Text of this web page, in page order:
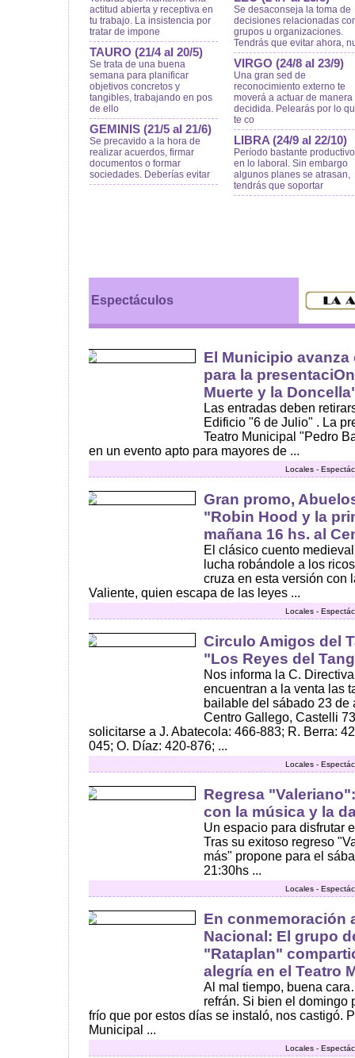
actitud abierta y receptiva en
tu trabajo. La insistencia por
tratar de impone
TAURO (21/4 al 20/5)
Se trata de una buena
semana para planificar
objetivos concretos y
tangibles, trabajando en pos
de ello
GEMINIS (21/5 al 21/6)
Se precavido a la hora de
realizar acuerdos, firmar
documentos o formar
sociedades. Deberías evitar
Se desaconseja la toma de
decisiones relacionadas
grupos u organizaciones.
Tendrás que evitar ahora,
VIRGO (24/8 al 23/9)
Una gran sed de
reconocimiento externo te
moverá a actuar de manera
decidida. Pelearás por lo
te co
LIBRA (24/9 al 22/10)
Período bastante productivo
en lo laboral. Sin embargo
algunos planes se atrasan,
tendrás que soportar
Espectáculos
El Municipio
para la
Muerte y la
Las entradas deben
Edificio "6 de Julio" . La
Teatro Municipal "Pedro
en un evento apto para mayores de ...
Locales -
Gran promo,
"Robin Hood y la
mañana 16 hs. al
El clásico cuento
lucha robándole a los
cruza en esta versión con
Valiente, quien escapa de las leyes ...
Locales -
Circulo Amigos del
"Los Reyes del
Nos informa la C.
encuentran a la venta las
bailable del sábado 23 de
Centro Gallego, Castelli
solicitarse a J. Abatecola: 466-883; R. Berra:
045; O. Díaz: 420-876; ...
Locales -
Regresa
con la música y la
Un espacio para disfrutar
Tras su exitoso regreso
más" propone para el
21:30hs ...
Locales -
En conmemoración
Nacional: El grupo
"Rataplan"
alegría en el Teatro
Al mal tiempo, buena
refrán. Si bien el domingo
frío que por estos días se instaló, nos castigó.
Municipal ...
Locales -